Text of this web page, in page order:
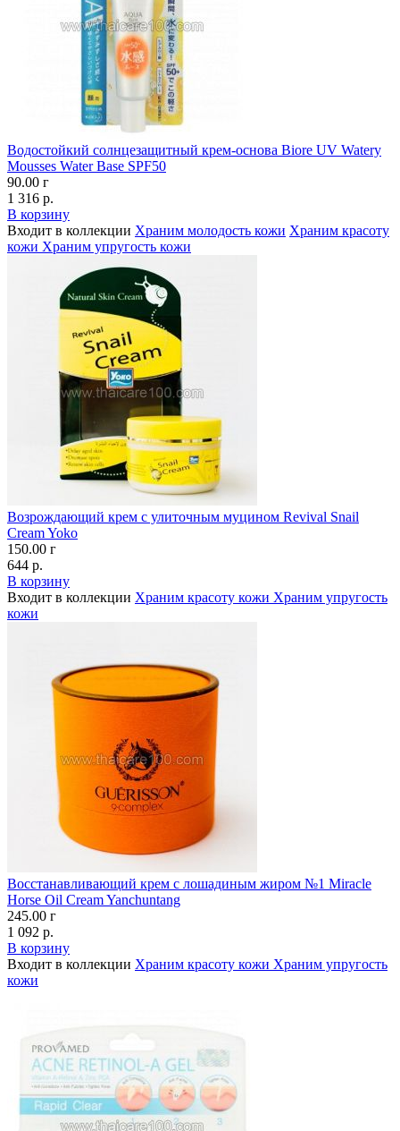
Водостойкий солнцезащитный крем-основа Biore UV Watery
Mousses Water Base SPF50
90.00 г
1 316 р.
В корзину
Входит в коллекции Храним молодость кожи Храним красоту
кожи Храним упругость кожи
Возрождающий крем с улиточным муцином Revival Snail
Cream Yoko
150.00 г
644 р.
В корзину
Входит в коллекции Храним красоту кожи Храним упругость
кожи
Восстанавливающий крем с лошадиным жиром №1 Miracle
Horse Oil Cream Yanchuntang
245.00 г
1 092 р.
В корзину
Входит в коллекции Храним красоту кожи Храним упругость
кожи